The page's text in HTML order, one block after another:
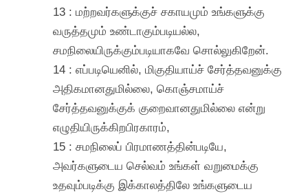
13 : மற்றவர்களுக்குச் சகாயமும் உங்களுக்கு
வருத்தமும் உண்டாகும்படியல்ல,
சமநிலையிருக்கும்படியாகவே சொல்லுகிறேன்.
14 : எப்படியெனில், மிகுதியாய்ச் சேர்த்தவனுக்கு
அதிகமானதுமில்லை, கொஞ்சமாய்ச்
சேர்த்தவனுக்குக் குறைவானதுமில்லை என்று
எழுதியிருக்கிறபிரகாரம்,
15 : சமநிலைப் பிரமாணத்தின்படியே,
அவர்களுடைய செல்வம் உங்கள் வறுமைக்கு
உதவும்படிக்கு இக்காலத்திலே உங்களுடைய